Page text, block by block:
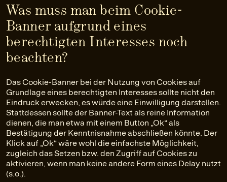
Was muss man beim Cookie-
Banner aufgrund eines
berechtigten Interesses noch
beachten?
Das Cookie-Banner bei der Nutzung von Cookies auf
Grundlage eines berechtigten Interesses sollte nicht den
Eindruck erwecken, es würde eine Einwilligung darstellen.
Stattdessen sollte der Banner-Text als reine Information
dienen, die man etwa mit einem Button „Ok“ als
Bestätigung der Kenntnisnahme abschließen könnte. Der
Klick auf „Ok“ wäre wohl die einfachste Möglichkeit,
zugleich das Setzen bzw. den Zugriff auf Cookies zu
aktivieren, wenn man keine andere Form eines Delay nutzt
(s.o.).